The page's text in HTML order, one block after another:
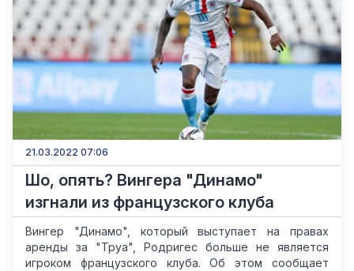
21.03.2022 07:06
Шо, опять? Вингера "Динамо"
изгнали из французского клуба
Вингер "Динамо", который выступает на правах
аренды за "Труа", Родригес больше не является
игроком французского клуба. Об этом сообщает